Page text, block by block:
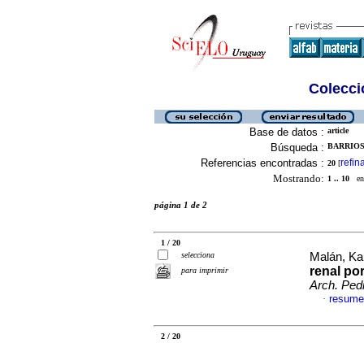
Base de datos : article
Búsqueda :
Referencias encontradas : 20 [
Mostrando: 1 .. 10 en
página 1 de 2
1 / 20
selecciona
para imprimir
Malán,
renal
Arch.
·
2 / 20